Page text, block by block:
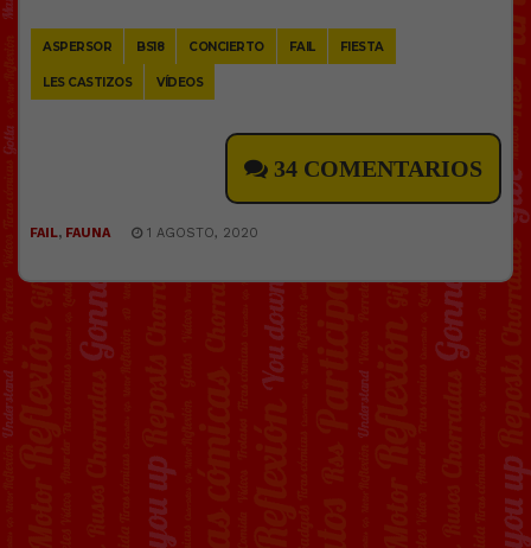
ASPERSOR BS18 CONCIERTO FAIL FIESTA
LES CASTIZOS VÍDEOS
34 COMENTARIOS
FAIL, FAUNA 1 AGOSTO, 2020